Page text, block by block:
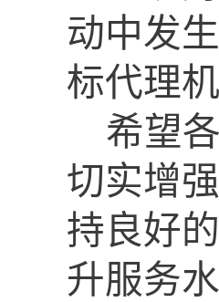
动中发
标代理
希望
切实增
持良好的
升服务